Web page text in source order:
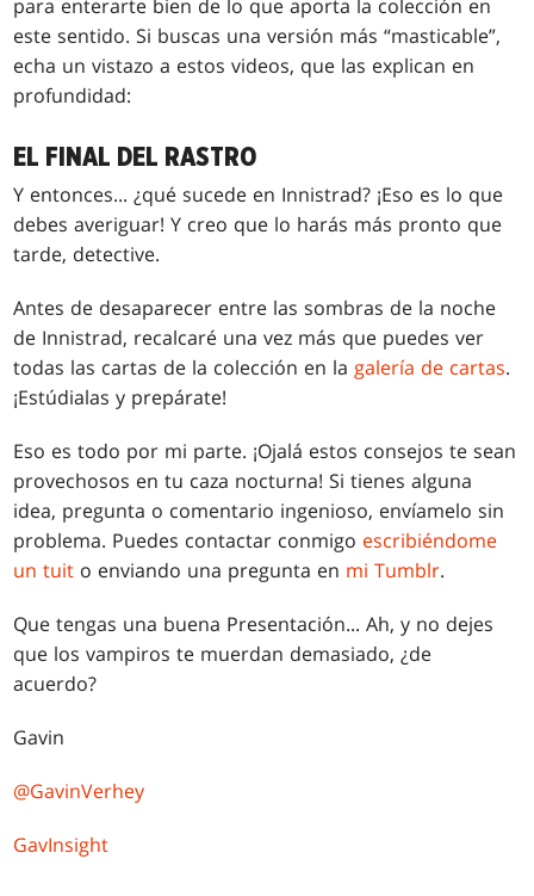
para enterarte bien de lo que aporta la colección en
este sentido. Si buscas una versión más “masticable”,
echa un vistazo a estos videos, que las explican en
profundidad:
EL FINAL DEL RASTRO
Y entonces... ¿qué sucede en Innistrad? ¡Eso es lo que
debes averiguar! Y creo que lo harás más pronto que
tarde, detective.
Antes de desaparecer entre las sombras de la noche
de Innistrad, recalcaré una vez más que puedes ver
todas las cartas de la colección en la galería de cartas.
¡Estúdialas y prepárate!
Eso es todo por mi parte. ¡Ojalá estos consejos te sean
provechosos en tu caza nocturna! Si tienes alguna
idea, pregunta o comentario ingenioso, envíamelo sin
problema. Puedes contactar conmigo escribiéndome
un tuit o enviando una pregunta en mi Tumblr.
Que tengas una buena Presentación... Ah, y no dejes
que los vampiros te muerdan demasiado, ¿de
acuerdo?
Gavin
@GavinVerhey
GavInsight